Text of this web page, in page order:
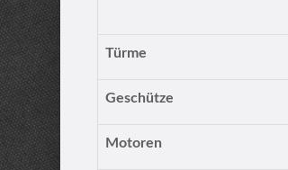
Türme
Geschütze
Motoren